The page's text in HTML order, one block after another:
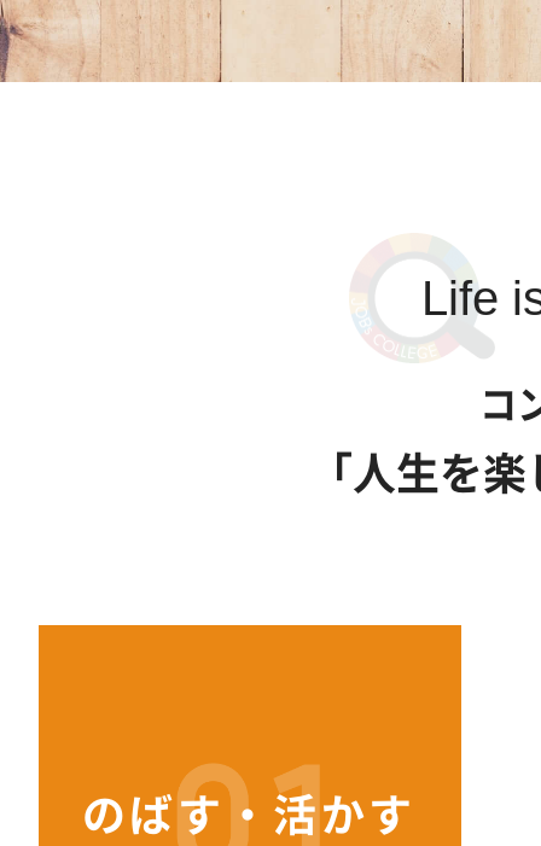
Life
コ
「人生を
のばす・活かす